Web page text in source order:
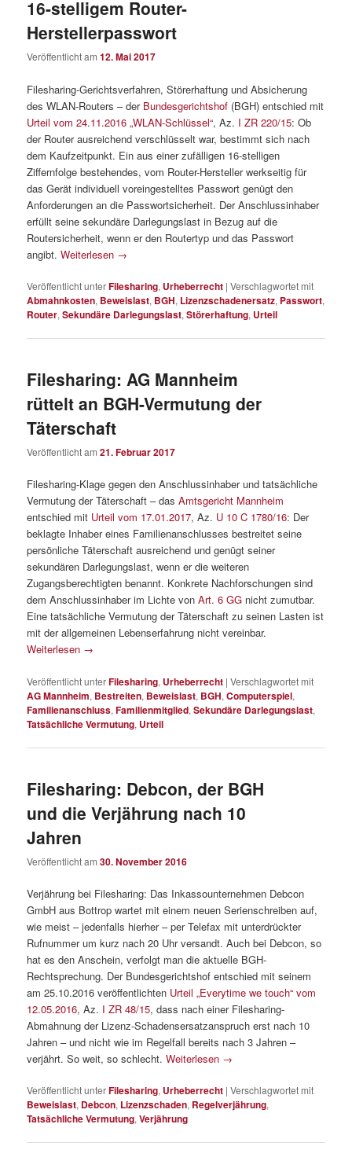
16-stelligem Router-
Herstellerpasswort
Veröffentlicht am12. Mai 2017
Filesharing-Gerichtsverfahren, Störerhaftung und Absicherung
des WLAN-Routers – der Bundesgerichtshof (BGH) entschied mit
Urteil vom 24.11.2016 „WLAN-Schlüssel“, Az. I ZR 220/15: Ob
der Router ausreichend verschlüsselt war, bestimmt sich nach
dem Kaufzeitpunkt. Ein aus einer zufälligen 16-stelligen
Ziffernfolge bestehendes, vom Router-Hersteller werkseitig für
das Gerät individuell voreingestelltes Passwort genügt den
Anforderungen an die Passwortsicherheit. Der Anschlussinhaber
erfüllt seine sekundäre Darlegungslast in Bezug auf die
Routersicherheit, wenn er den Routertyp und das Passwort
angibt.Weiterlesen →
Veröffentlicht unterFilesharing, Urheberrecht |Verschlagwortet mit
Abmahnkosten, Beweislast, BGH, Lizenzschadenersatz, Passwort,
Router,Sekundäre Darlegungslast,Störerhaftung, Urteil
Filesharing: AG Mannheim
rüttelt an BGH-Vermutung der
Täterschaft
Veröffentlicht am21. Februar 2017
Filesharing-Klage gegen den Anschlussinhaber und tatsächliche
Vermutung der Täterschaft – dasAmtsgericht Mannheim
entschied mit Urteil vom 17.01.2017, Az. U 10 C 1780/16: Der
beklagte Inhaber eines Familienanschlusses bestreitet seine
persönliche Täterschaft ausreichend und genügt seiner
sekundären Darlegungslast, wenn er die weiteren
Zugangsberechtigten benannt. Konkrete Nachforschungen sind
dem Anschlussinhaber im Lichte vonArt. 6 GG nicht zumutbar.
Eine tatsächliche Vermutung der Täterschaft zu seinen Lasten ist
mit der allgemeinen Lebenserfahrung nicht vereinbar.
Weiterlesen →
Veröffentlicht unterFilesharing, Urheberrecht |Verschlagwortet mit
AG Mannheim, Bestreiten, Beweislast, BGH,Computerspiel,
Familienanschluss,Familienmitglied,Sekundäre Darlegungslast,
Tatsächliche Vermutung, Urteil
Filesharing: Debcon, der BGH
und die Verjährung nach 10
Jahren
Veröffentlicht am30. November 2016
Verjährung bei Filesharing: Das Inkassounternehmen Debcon
GmbH aus Bottrop wartet mit einem neuen Serienschreiben auf,
wie meist – jedenfalls hierher – per Telefax mit unterdrückter
Rufnummer um kurz nach 20 Uhr versandt. Auch bei Debcon, so
hat es den Anschein, verfolgt man die aktuelle BGH-
Rechtsprechung. Der Bundesgerichtshof entschied mit seinem
am 25.10.2016 veröffentlichten Urteil „Everytime we touch“ vom
12.05.2016, Az. I ZR 48/15, dass nach einer Filesharing-
Abmahnung der Lizenz-Schadensersatzanspruch erst nach 10
Jahren – und nicht wie im Regelfall bereits nach 3 Jahren –
verjährt. So weit, so schlecht.Weiterlesen →
Veröffentlicht unterFilesharing, Urheberrecht |Verschlagwortet mit
Beweislast, Debcon, Lizenzschaden, Regelverjährung,
Tatsächliche Vermutung,Verjährung